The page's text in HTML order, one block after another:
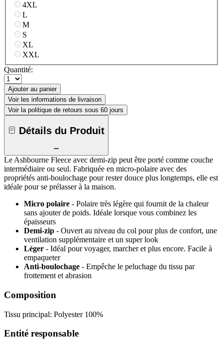
4XL
L
M
S
XL
XXL
Quantité:
Ajouter au panier
Voir les informations de livraison
Voir la politique de retours sous 60 jours
Détails du Produit
Le Ashbourne Fleece avec demi-zip peut être porté comme couche
intermédiaire ou seul. Fabriquée en micro-polaire avec des
propriétés anti-boulochage pour rester douce plus longtemps, elle est
idéale pour se prélasser à la maison.
Micro polaire - Polaire très légère qui fournit de la chaleur
sans ajouter de poids. Idéale lorsque vous combinez les
épaisseurs
Demi-zip - Ouvert au niveau du col pour plus de confort, une
ventilation supplémentaire et un super look
Léger - Idéal pour voyager, marcher et plus encore. Facile à
empaqueter
Anti-boulochage - Empêche le peluchage du tissu par
frottement et abrasion
Composition
Tissu principal: Polyester 100%
Entité responsable